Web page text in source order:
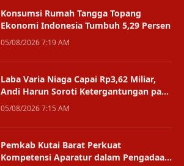
Konsumsi Rumah Tangga Topang
Ekonomi Indonesia Tumbuh 5,29 Persen
05/08/2026 7:19 AM
Laba Varia Niaga Capai Rp3,62 Miliar,
Andi Harun Soroti Ketergantungan pada
Satu Bisnis
05/08/2026 7:15 AM
Pemkab Kutai Barat Perkuat
Kompetensi Aparatur dalam Pengadaan